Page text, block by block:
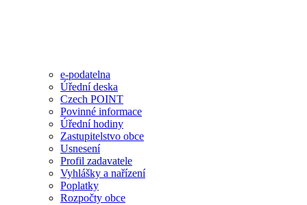
e-podatelna
Úřední deska
Czech POINT
Povinné informace
Úřední hodiny
Zastupitelstvo obce
Usnesení
Profil zadavatele
Vyhlášky a nařízení
Poplatky
Rozpočty obce